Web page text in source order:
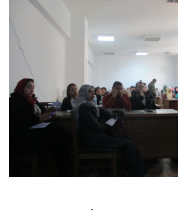
هيئة التدريس
الدراسات العليا
الخريجين
الموظفون